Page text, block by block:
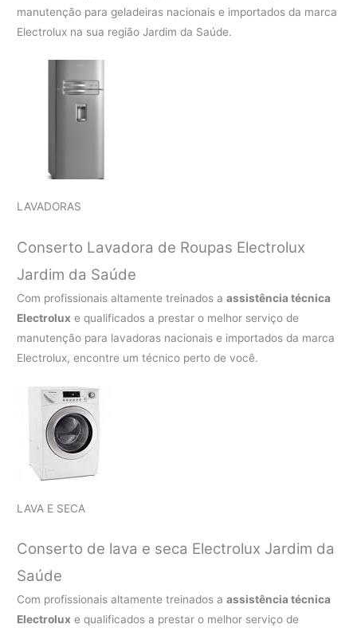
manutenção para geladeiras nacionais e importados da marca
Electrolux na sua região Jardim da Saúde.
LAVADORAS
Conserto Lavadora de Roupas Electrolux
Jardim da Saúde
Com profissionais altamente treinados aassistência técnica
Electrolux e qualificados a prestar o melhor serviço de
manutenção para lavadoras nacionais e importados da marca
Electrolux, encontre um técnico perto de você.
LAVA E SECA
Conserto de lava e seca Electrolux Jardim da
Saúde
Com profissionais altamente treinados aassistência técnica
Electrolux e qualificados a prestar o melhor serviço de